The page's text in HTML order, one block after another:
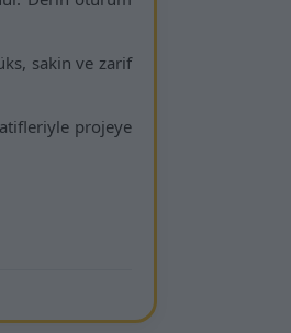
sakin ve zarif
projeye